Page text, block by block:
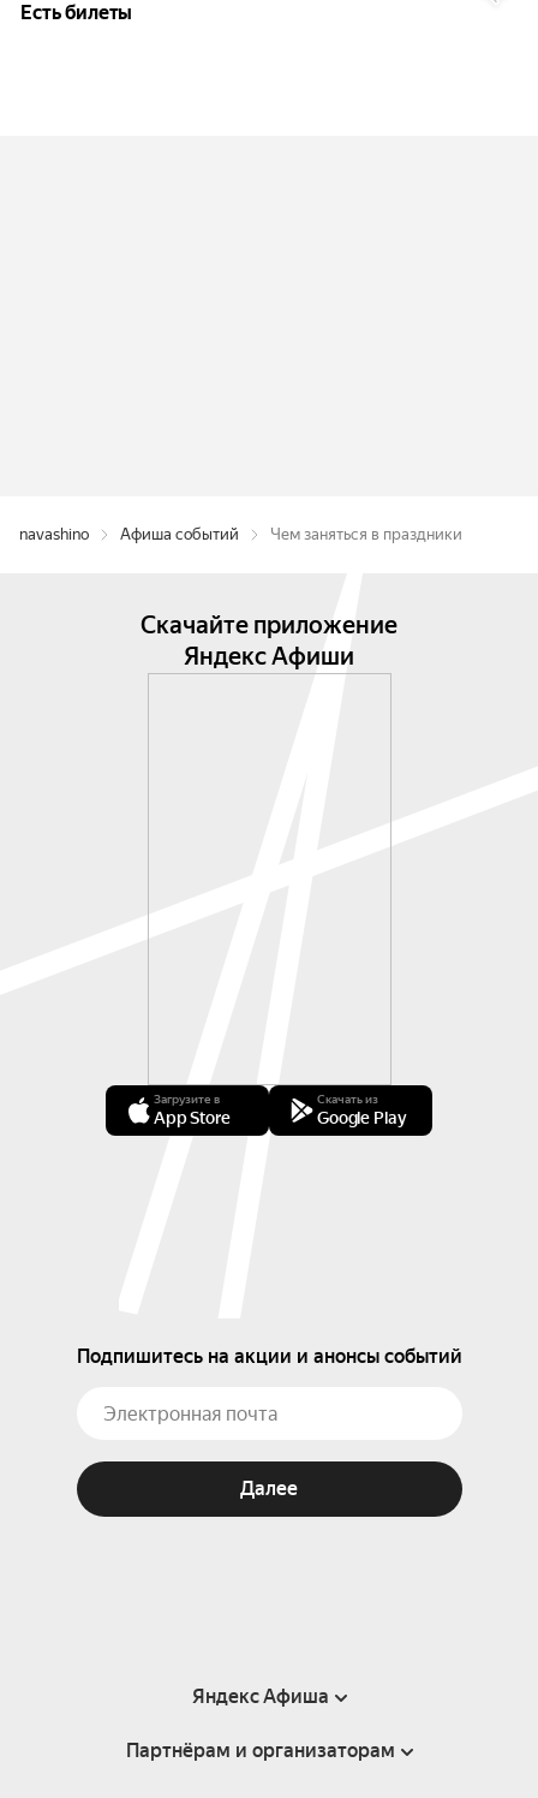
Есть билеты
navashino Афиша событий Чем заняться в праздники
Скачайте приложение
Яндекс Афиши
Загрузите в
App Store
Скачать из
Google Play
Подпишитесь на акции и анонсы событий
Далее
Яндекс Афиша
Справка
Партнёрам и организаторам